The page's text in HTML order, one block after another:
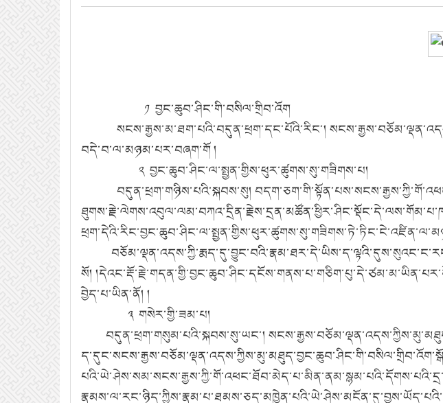
༡ བྱང་ཆུབ་ཤིང་གི་བསིལ་གྲིབ་འོག
སངས་རྒྱས་མ་ཐག་པའི་བདུན་ཕྲག་དང་པོའི་རིང་།
བདེ་བ་ལ་མཉམ་པར་བཞག་གོ །
༢ བྱང་ཆུབ་ཤིང་ལ་སྤྱན་གྱིས་ཕུར་ཚུགས་སུ་གཟིགས་པ།
བདུན་ཕྲག་གཉིས་པའི་སྐབས་སུ།
སོ།
བྱེད་པ་ཡིན་ནོ། །
༣ གསེར་གྱི་ཟམ་པ།
བདུན་ཕྲག་གསུམ་པའི་སྐབས་སུ་ཡང་།